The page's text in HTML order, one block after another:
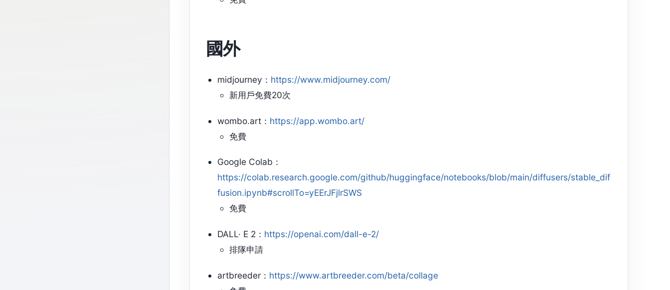
國外
midjourney： https://www.midjourney.com/
新用戶免費20次
wombo.art： https://app.wombo.art/
免費
Google Colab：
https://colab.research.google.com/github/huggingface/notebooks/blob/main/diffusers/stable_dif
fusion.ipynb#scrollTo=yEErJFjlrSWS
免費
DALL· E 2： https://openai.com/dall-e-2/
排隊申請
artbreeder： https://www.artbreeder.com/beta/collage